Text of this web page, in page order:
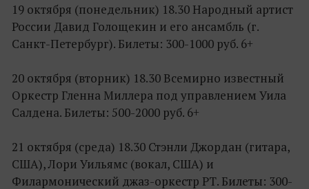
19 октября (понедельник) 18.30 Народный артист
России Давид Голощекин и его ансамбль (г.
Санкт-Петербург). Билеты: 300-1000 руб. 6+
20 октября (вторник) 18.30 Всемирно известный
Оркестр Гленна Миллера под управлением Уила
Салдена. Билеты: 500-2000 руб. 6+
21 октября (среда) 18.30 Стэнли Джордан (гитара,
США), Лори Уильямс (вокал, США) и
Филармонический джаз-оркестр РТ. Билеты: 300-